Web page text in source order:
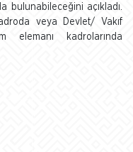
bulunabileceğini açıkladı.
veya Devlet/ Vakıf
elemanı kadrolarında